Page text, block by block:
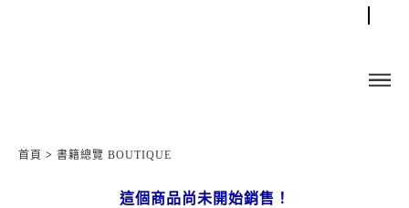
首頁 > 書籍總覽 BOUTIQUE
這個商品尚未開始銷售！